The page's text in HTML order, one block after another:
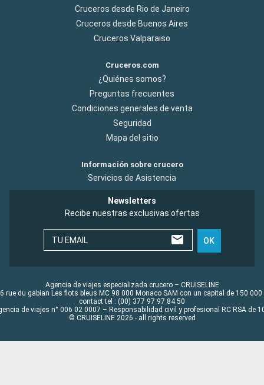
Cruceros desde Rio de Janeiro
Cruceros desde Buenos Aires
Cruceros Valparaiso
Cruceros.com
¿Quiénes somos?
Preguntas frecuentes
Condiciones generales de venta
Seguridad
Mapa del sitio
Información sobre crucero
Servicios de Asistencia
Newsletters
Recibe nuestras exclusivas ofertas
TU EMAIL OK
Agencia de viajes especializada crucero – CRUISELINE
rue du gabian Les flots bleus MC 98 000 Monaco SAM con un capital de 150 000
contact tel : (00) 377 97 97 84 50
de viajes n° 006 02 0007 – Responsabilidad civil y profesional RC RSA de
© CRUISELINE 2026 - all rights reserved